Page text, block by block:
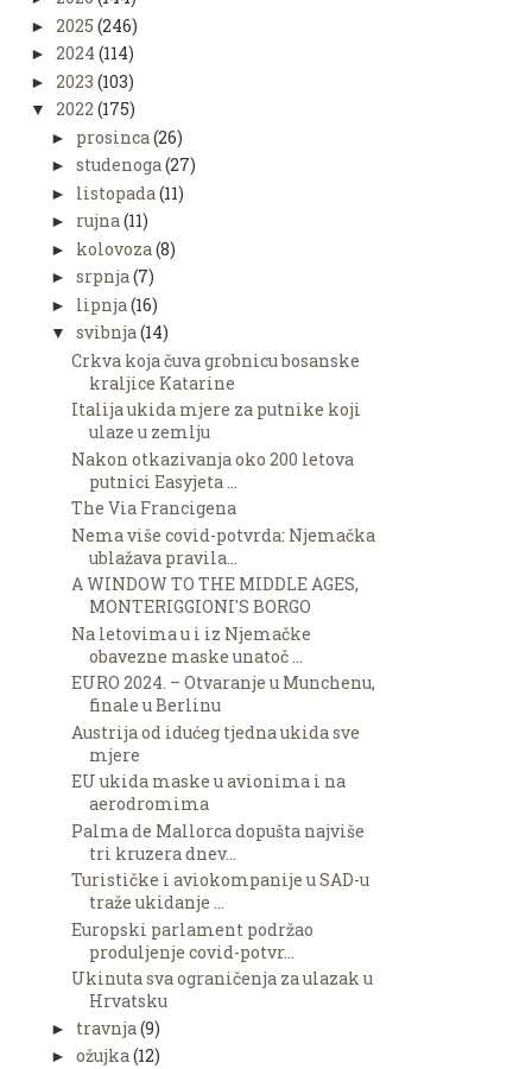
► 2025 (246)
► 2024 (114)
► 2023 (103)
▼ 2022 (175)
► prosinca(26)
► studenoga(27)
► listopada(11)
► rujna(11)
► kolovoza(8)
► srpnja(7)
► lipnja(16)
▼ svibnja(14)
Crkva koja čuva grobnicu bosanske
kraljice Katarine
Italija ukida mjere za putnike koji
ulaze u zemlju
Nakon otkazivanja oko 200 letova
putnici Easyjeta ...
The Via Francigena
Nema više covid-potvrda: Njemačka
ublažava pravila...
A WINDOW TO THE MIDDLE AGES,
MONTERIGGIONI'S BORGO
Na letovima u i iz Njemačke
obavezne maske unatoč ...
EURO 2024. – Otvaranje u Munchenu,
finale u Berlinu
Austrija od idućeg tjedna ukida sve
mjere
EU ukida maske u avionima i na
aerodromima
Palma de Mallorca dopušta najviše
tri kruzera dnev...
Turističke i aviokompanije u SAD-u
traže ukidanje ...
Europski parlament podržao
produljenje covid-potvr...
Ukinuta sva ograničenja za ulazak u
Hrvatsku
► travnja(9)
► ožujka(12)